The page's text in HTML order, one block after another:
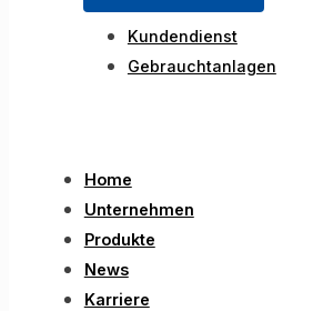
Kundendienst
Gebrauchtanlagen
Home
Unternehmen
Produkte
News
Karriere